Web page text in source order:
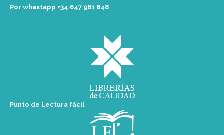
Por whastapp +34 ‭647 961 848‬
Punto de Lectura fácil